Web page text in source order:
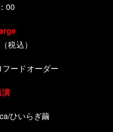
00
税込）
ードオーダー
演
ひいらぎ繭